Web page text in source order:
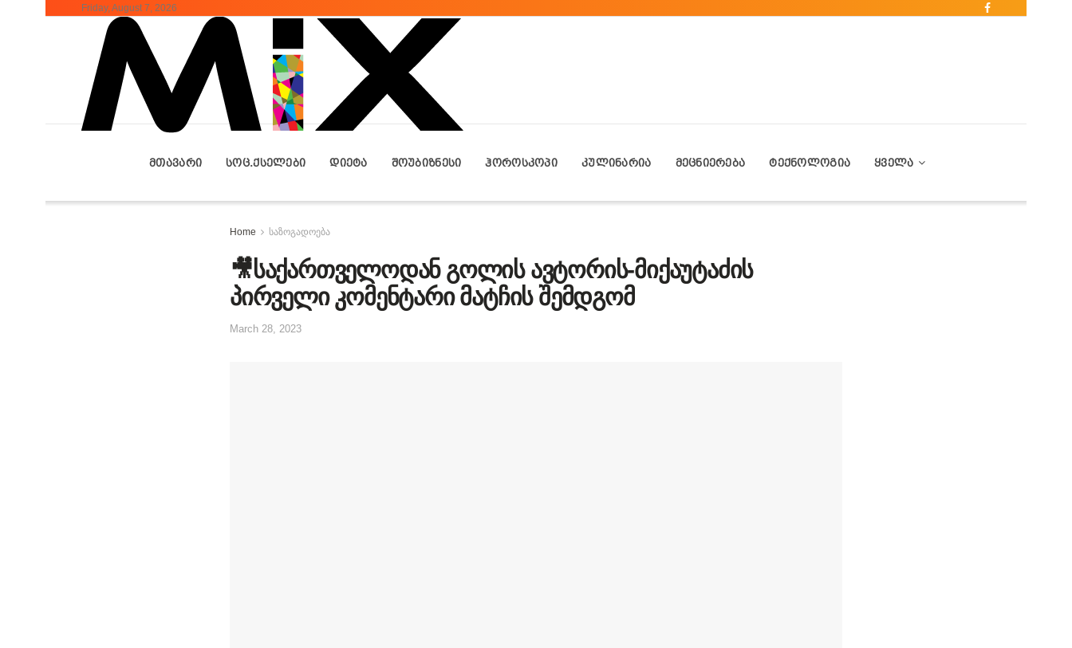
Friday, August 7, 2026
ᲛᲗᲐᲕᲐᲠᲘ ᲡᲝᲪ.ᲥᲡᲔᲚᲔᲑᲘ ᲓᲘᲔᲢᲐ ᲨᲝᲣᲑᲘᲖᲜᲔᲡᲘ ᲰᲝᲠᲝᲡᲙᲝᲞᲘ ᲙᲣᲚᲘᲜᲐᲠᲘᲐ ᲛᲔᲪᲜᲘᲔᲠᲔᲑᲐ ᲢᲔᲥᲜᲝᲚᲝᲒᲘᲐ ᲧᲕᲔᲚᲐ
Home საზოგადოება
🎥საქართველოდან გოლის ავტორის-მიქაუტაძის
პირველი კომენტარი მატჩის შემდგომ
March 28, 2023